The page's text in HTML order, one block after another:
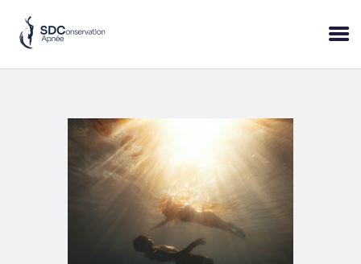
ACCUEIL
SESSIONS
PRATIQUE
BLOP!
A PROPOS
BONS CADEAUX